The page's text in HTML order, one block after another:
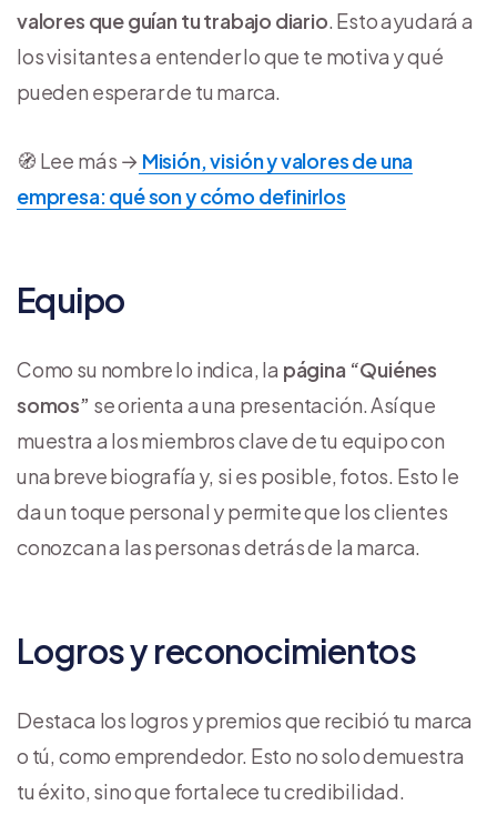
valores que guían tu trabajo diario. Esto ayudará a
los visitantes a entender lo que te motiva y qué
pueden esperar de tu marca.
🧭 Lee más → Misión, visión y valores de una
empresa: qué son y cómo definirlos
Equipo
Como su nombre lo indica, la página “Quiénes
somos” se orienta a una presentación. Así que
muestra a los miembros clave de tu equipo con
una breve biografía y, si es posible, fotos. Esto le
da un toque personal y permite que los clientes
conozcan a las personas detrás de la marca.
Logros y reconocimientos
Destaca los logros y premios que recibió tu marca
o tú, como emprendedor. Esto no solo demuestra
tu éxito, sino que fortalece tu credibilidad.